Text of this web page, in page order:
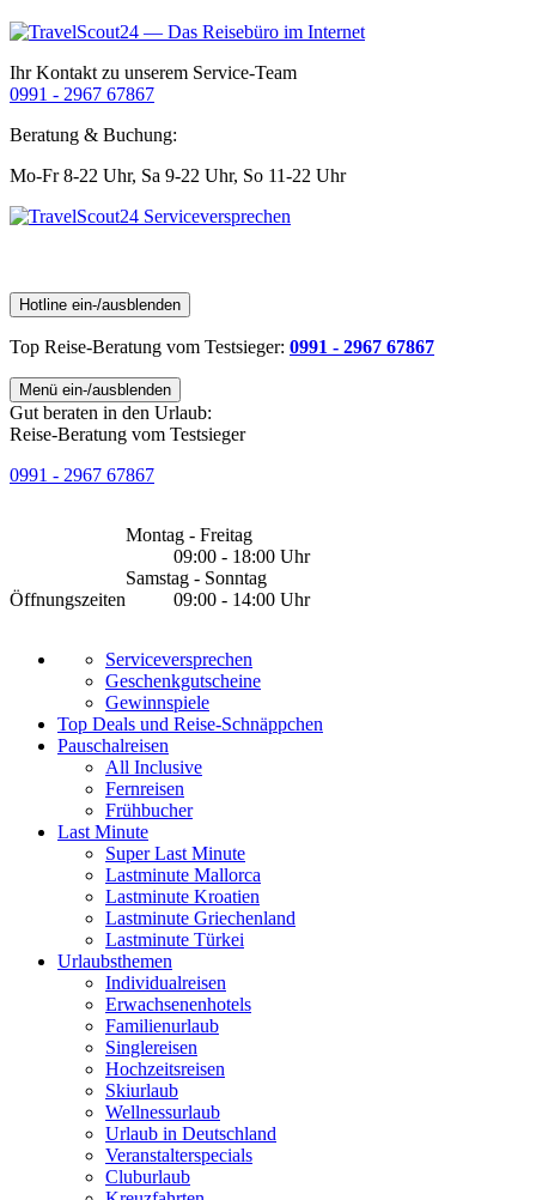
Ihr Kontakt zu unserem Service-Team
0991 - 2967 67867
Beratung & Buchung:
Mo-Fr 8-22 Uhr, Sa 9-22 Uhr, So 11-22 Uhr
Hotline ein-/ausblenden
Top Reise-Beratung vom Testsieger: 0991 - 2967 67867
Menü ein-/ausblenden
Gut beraten in den Urlaub:
Reise-Beratung vom Testsieger
0991 - 2967 67867
Öffnungszeiten
Montag - Freitag
09:00 - 18:00 Uhr
Samstag - Sonntag
09:00 - 14:00 Uhr
Serviceversprechen
Geschenkgutscheine
Gewinnspiele
Top Deals und Reise-Schnäppchen
Pauschalreisen
All Inclusive
Fernreisen
Frühbucher
Last Minute
Super Last Minute
Lastminute Mallorca
Lastminute Kroatien
Lastminute Griechenland
Lastminute Türkei
Urlaubsthemen
Individualreisen
Erwachsenenhotels
Familienurlaub
Singlereisen
Hochzeitsreisen
Skiurlaub
Wellnessurlaub
Urlaub in Deutschland
Veranstalterspecials
Cluburlaub